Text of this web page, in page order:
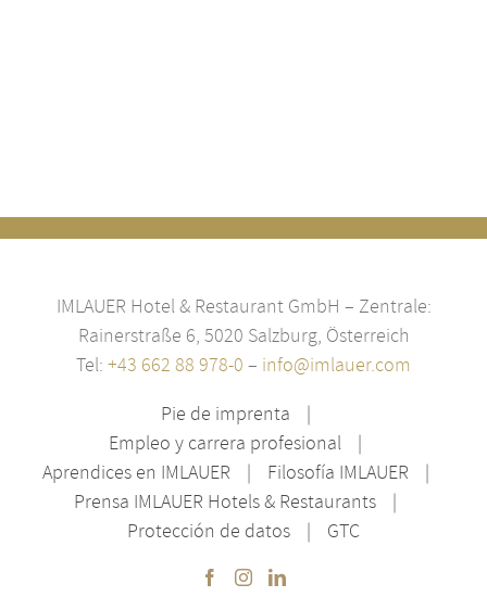
IMLAUER Hotel & Restaurant GmbH – Zentrale:
Rainerstraße 6, 5020 Salzburg, Österreich
Tel: +43 662 88 978-0 – info@imlauer.com
Pie de imprenta
Empleo y carrera profesional
Aprendices en IMLAUER
Filosofía IMLAUER
Prensa IMLAUER Hotels & Restaurants
Protección de datos
GTC